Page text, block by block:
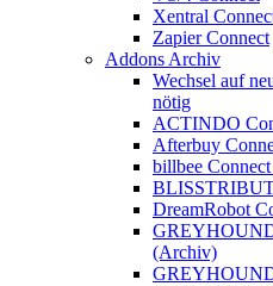
Xentral
Zapier Connect
Addons Archiv
Wechsel auf
nötig
ACTINDO
Afterbuy
billbee
DreamRobot
(Archiv)